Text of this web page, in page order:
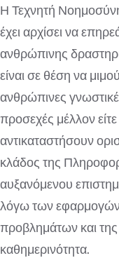
Η Τεχνητή
έχει αρχίσει να
ανθρώπινης
είναι σε θέση να
ανθρώπινες
προσεχές μέλλον
αντικαταστήσουν
κλάδος της
αυξανόμενου
λόγω των
προβλημάτων και της
καθημερινότητα.